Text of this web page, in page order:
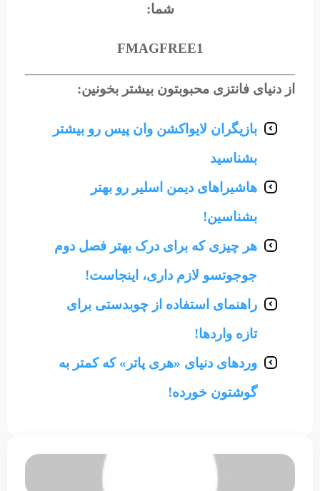
شما:
FMAGFREE1
از دنیای فانتزی محبوبتون بیشتر بخونین:
بازیگران لایواکشن وان پیس رو بیشتر
بشناسید
هاشیراهای دیمن اسلیر رو بهتر
بشناسین!
هر چیزی که برای درک بهتر فصل دوم
جوجوتسو لازم داری، اینجاست!
راهنمای استفاده از چوبدستی برای
تازه واردها!
وردهای دنیای «هری پاتر» که کمتر به
گوشتون خورده!